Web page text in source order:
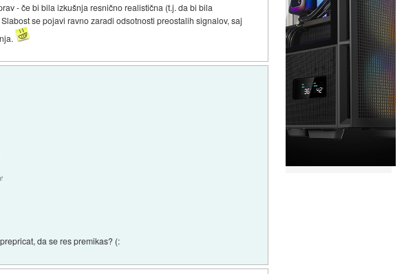
- če bi bila izkušnja resnično realistična (t.j. da bi bila
se pojavi ravno zaradi odsotnosti preostalih signalov, saj
da se res premikas? (: